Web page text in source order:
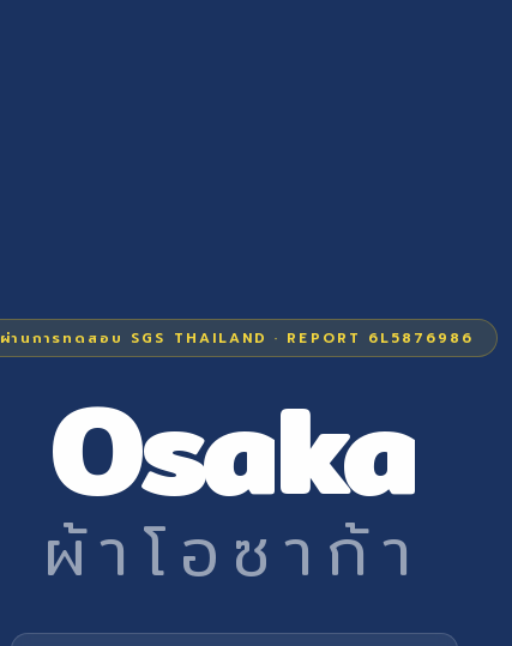
ผ่านการทดสอบ SGS THAILAND · REPORT 6L5876986
Osaka
ผ้าโอซาก้า